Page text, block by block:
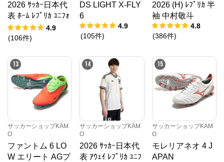
2026 ｻｯｶｰ日本代
表 ﾎｰﾑ ﾚﾌﾟﾘｶ ﾕﾆﾌｫ
ｰﾑ KIDS
4.9
(106件)
DS LIGHT X-FLY
6
4.9
(105件)
2026 (H) ﾚﾌﾟﾘｶ 半
袖 中村敬斗
4.8
(386件)
13
サッカーショップKAM
O
ファントム 6 LO
W エリート AGプ
14
サッカーショップKAM
O
2026 ｻｯｶｰ日本代
表 ｱｳｪｲ ﾚﾌﾟﾘｶ ﾕﾆﾌ
15
サッカーショップKAM
O
モレリアネオ 4 J
APAN